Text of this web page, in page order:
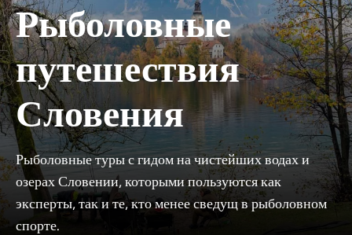
Рыболовные
путешествия
Словения
Рыболовные туры с гидом на чистейших водах и
озерах Словении, которыми пользуются как
эксперты, так и те, кто менее сведущ в рыболовном
спорте.